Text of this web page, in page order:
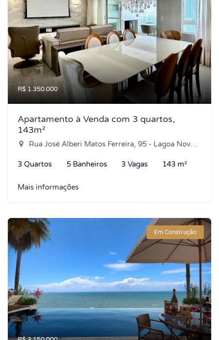
R$ 1.350.000
Apartamento à Venda com 3 quartos,
143m²
Rua José Alberi Matos Ferreira, 95 - Lagoa Nova, Natal-RN
3 Quartos 5 Banheiros 3 Vagas 143 m²
Mais informações
Em Construção